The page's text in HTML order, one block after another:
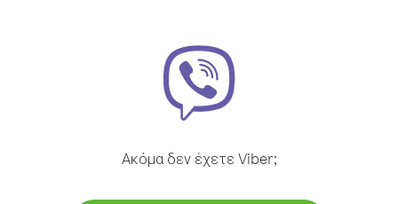
Ακόμα δεν έχετε Viber;